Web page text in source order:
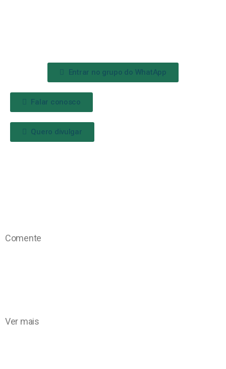
Entrar no grupo do WhatApp
Falar conosco
Quero divulgar
Comente
Ver mais